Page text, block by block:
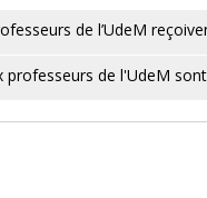
de l’UdeM
de l'UdeM